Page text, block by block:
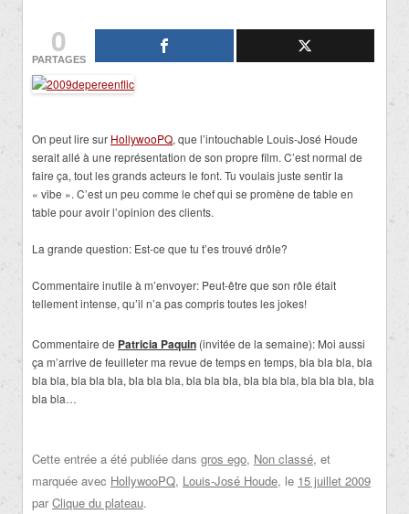
0
PARTAGES
On peut lire sur HollywooPQ, que l’intouchable Louis-José Houde
serait allé à une représentation de son propre film. C’est normal de
faire ça, tout les grands acteurs le font. Tu voulais juste sentir la
« vibe ». C’est un peu comme le chef qui se promène de table en
table pour avoir l’opinion des clients.
La grande question: Est-ce que tu t’es trouvé drôle?
Commentaire inutile à m’envoyer: Peut-être que son rôle était
tellement intense, qu’il n’a pas compris toutes les jokes!
Commentaire de Patricia Paquin (invitée de la semaine): Moi aussi
ça m’arrive de feuilleter ma revue de temps en temps, bla bla bla, bla
bla bla, bla bla bla, bla bla bla, bla bla bla, bla bla bla, bla bla bla, bla
bla bla…
Cette entrée a été publiée dans gros ego, Non classé, et
marquée avec HollywooPQ, Louis-José Houde, le 15 juillet 2009
par Clique du plateau.